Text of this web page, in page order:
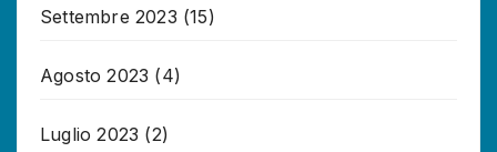
Settembre 2023 (15)
Agosto 2023 (4)
Luglio 2023 (2)